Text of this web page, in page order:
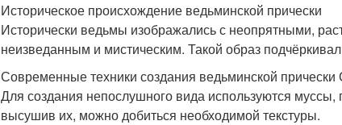
Историческое происхождение ведьминской прически
Исторически ведьмы изображались с неопрятными,
неизведанным и мистическим. Такой образ
Современные техники создания ведьминской
Для создания непослушного вида используются
высушив их, можно добиться необходимой текстуры.